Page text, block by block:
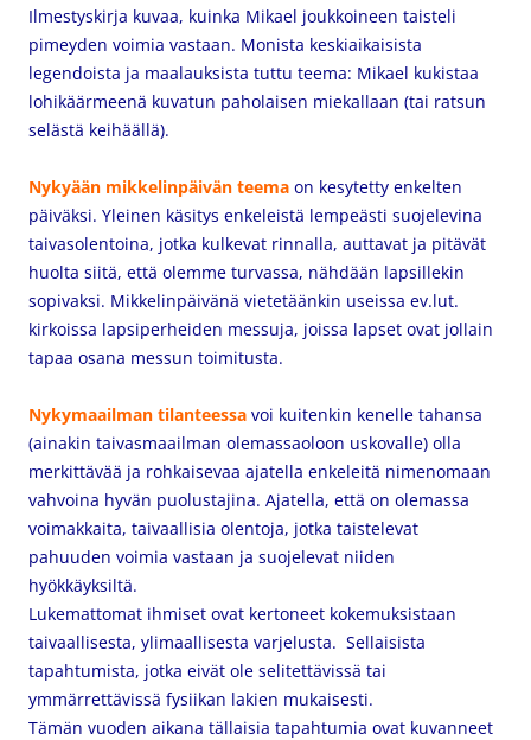
Ilmestyskirja kuvaa, kuinka Mikael joukkoineen taisteli
pimeyden voimia vastaan. Monista keskiaikaisista
legendoista ja maalauksista tuttu teema: Mikael kukistaa
lohikäärmeenä kuvatun paholaisen miekallaan (tai ratsun
selästä keihäällä).
Nykyään mikkelinpäivän teema on kesytetty enkelten
päiväksi. Yleinen käsitys enkeleistä lempeästi suojelevina
taivasolentoina, jotka kulkevat rinnalla, auttavat ja pitävät
huolta siitä, että olemme turvassa, nähdään lapsillekin
sopivaksi. Mikkelinpäivänä vietetäänkin useissa ev.lut.
kirkoissa lapsiperheiden messuja, joissa lapset ovat jollain
tapaa osana messun toimitusta.
Nykymaailman tilanteessa voi kuitenkin kenelle tahansa
(ainakin taivasmaailman olemassaoloon uskovalle) olla
merkittävää ja rohkaisevaa ajatella enkeleitä nimenomaan
vahvoina hyvän puolustajina. Ajatella, että on olemassa
voimakkaita, taivaallisia olentoja, jotka taistelevat
pahuuden voimia vastaan ja suojelevat niiden
hyökkäyksiltä.
Lukemattomat ihmiset ovat kertoneet kokemuksistaan
taivaallisesta, ylimaallisesta varjelusta. Sellaisista
tapahtumista, jotka eivät ole selitettävissä tai
ymmärrettävissä fysiikan lakien mukaisesti.
Tämän vuoden aikana tällaisia tapahtumia ovat kuvanneet